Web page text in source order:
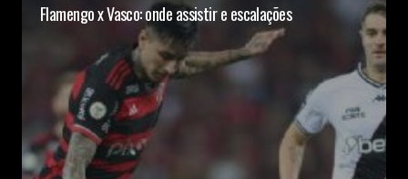
Flamengo x Vasco: onde assistir e escalações